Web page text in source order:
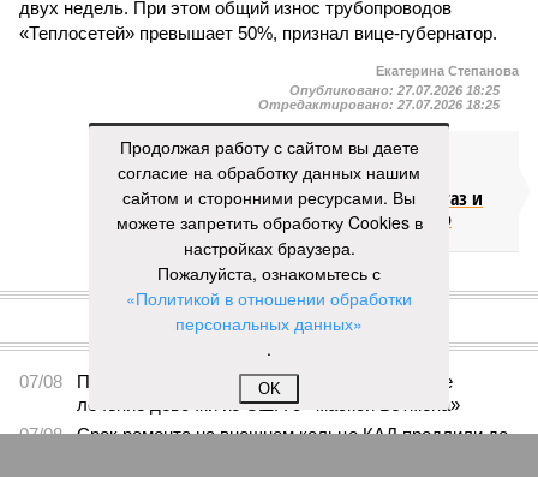
двух недель. При этом общий износ трубопроводов
«Теплосетей» превышает 50%, признал вице-губернатор.
Екатерина Степанова
Опубликовано: 27.07.2026 18:25
Отредактировано: 27.07.2026 18:25
Такси в
Петербурге
переведут на газ и
электричество
КОММЕНТАРИИ 0
ПОСЛЕДНИЕ НОВОСТИ
07/08
Петербурские врачи завершили оперативное
лечение девочки из США с «маской Бэтмена»
07/08
Срок ремонта на внешнем кольце КАД продлили до
Продолжая работу с сайтом вы даете
согласие на обработку данных нашим
сайтом и сторонними ресурсами. Вы
можете запретить обработку Cookies в
настройках браузера.
Пожалуйста, ознакомьтесь с
«Политикой в отношении обработки
персональных данных»
.
OK